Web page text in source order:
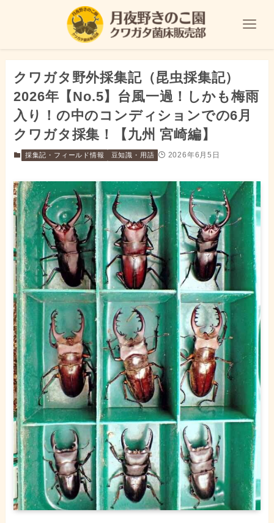
クワガタ野外採集記（昆虫採集記）
2026年【No.5】台風一過！しかも梅雨
入り！の中のコンディションでの6月
クワガタ採集！【九州 宮崎編】
採集記・フィールド情報 豆知識・用語 2026年6月5日